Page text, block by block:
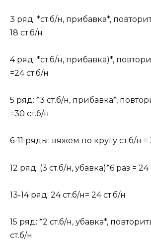
3 ряд: *ст.б/н, прибавка*,
18 ст.б/н
4 ряд: *ст.б/н, прибавка)*,
=24 ст.б/н
5 ряд: *3 ст.б/н, прибавка*,
=30 ст.б/н
6-11 ряды: вяжем по кругу ст.б/н =
12 ряд: (3 ст.б/н, убавка)*6 раз = 24
13-14 ряд: 24 ст.б/н= 24 ст.б/н
15 ряд: *2 ст.б/н, убавка*,
ст.б/н